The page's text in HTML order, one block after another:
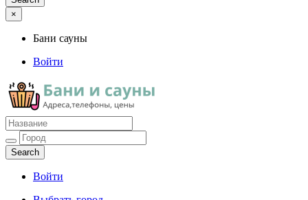
×
Бани сауны
Войти
Бани сауны
Адреса и телефоны
Войти